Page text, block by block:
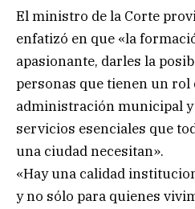
El ministro de la Corte
enfatizó en que «la
apasionante, darles la
personas que tienen un rol
administración municipal
servicios esenciales que
una ciudad necesitan».
«Hay una calidad
y no sólo para quienes